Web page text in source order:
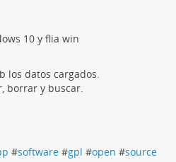
10 y flia win
los datos cargados.
borrar y buscar.
#software #gpl #open #source